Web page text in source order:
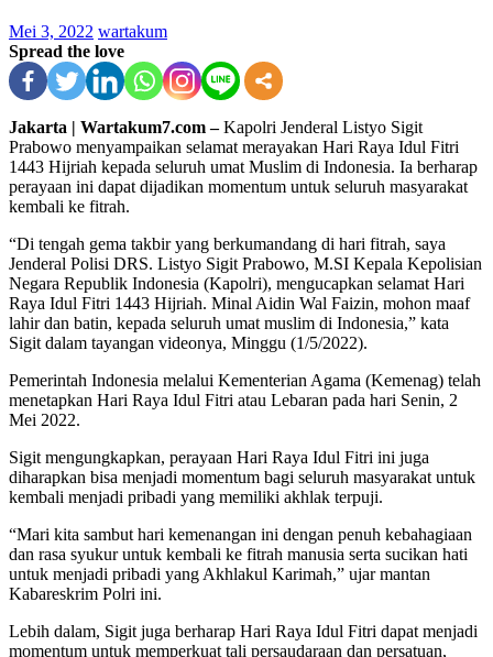
Mei 3, 2022 wartakum
Spread the love
Jakarta | Wartakum7.com –Kapolri Jenderal Listyo Sigit
Prabowo menyampaikan selamat merayakan Hari Raya Idul Fitri
1443 Hijriah kepada seluruh umat Muslim di Indonesia. Ia berharap
perayaan ini dapat dijadikan momentum untuk seluruh masyarakat
kembali ke fitrah.
“Di tengah gema takbir yang berkumandang di hari fitrah, saya
Jenderal Polisi DRS. Listyo Sigit Prabowo, M.SI Kepala Kepolisian
Negara Republik Indonesia (Kapolri), mengucapkan selamat Hari
Raya Idul Fitri 1443 Hijriah. Minal Aidin Wal Faizin, mohon maaf
lahir dan batin, kepada seluruh umat muslim di Indonesia,” kata
Sigit dalam tayangan videonya, Minggu (1/5/2022).
Pemerintah Indonesia melalui Kementerian Agama (Kemenag) telah
menetapkan Hari Raya Idul Fitri atau Lebaran pada hari Senin, 2
Mei 2022.
Sigit mengungkapkan, perayaan Hari Raya Idul Fitri ini juga
diharapkan bisa menjadi momentum bagi seluruh masyarakat untuk
kembali menjadi pribadi yang memiliki akhlak terpuji.
“Mari kita sambut hari kemenangan ini dengan penuh kebahagiaan
dan rasa syukur untuk kembali ke fitrah manusia serta sucikan hati
untuk menjadi pribadi yang Akhlakul Karimah,” ujar mantan
Kabareskrim Polri ini.
Lebih dalam, Sigit juga berharap Hari Raya Idul Fitri dapat menjadi
momentum untuk memperkuat tali persaudaraan dan persatuan,